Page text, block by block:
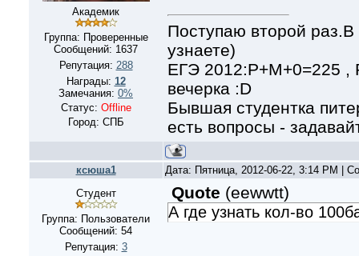
Академик
Группа: Проверенные
Сообщений: 1637
Репутация: 288
Награды: 12
Замечания: 0%
Статус: Offline
Город: СПБ
Поступаю второй
узнаете)
ЕГЭ 2012:Р+М+0=225
вечерка :D
Бывшая студентка
есть вопросы -
ксюша1
Дата: Пятница, 2012-06-22, 3:14 PM |
Студент
Группа: Пользователи
Сообщений: 54
Репутация: 3
Quote (eewwtt)
А где узнать кол-во